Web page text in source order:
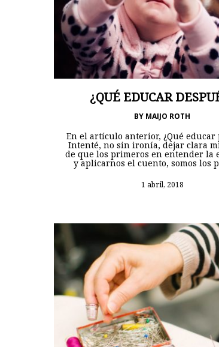
¿QUÉ EDUCAR
BY MAIJO ROTH
En el artículo anterior, ¿Qué educar
Intenté, no sin ironía, dejar clara
de que los primeros en entender la
y aplicarnos el cuento, somos los
1 abril, 2018